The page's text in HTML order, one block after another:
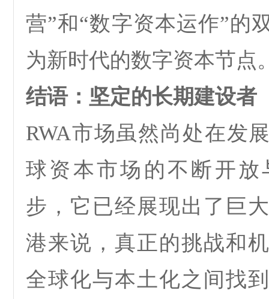
营”和“数字资本运作”的
为新时代的数字资本节点
结语：坚定的长期建设者
RWA市场虽然尚处在发
球资本市场的不断开放
步，它已经展现出了巨
港来说，真正的挑战和
全球化与本土化之间找